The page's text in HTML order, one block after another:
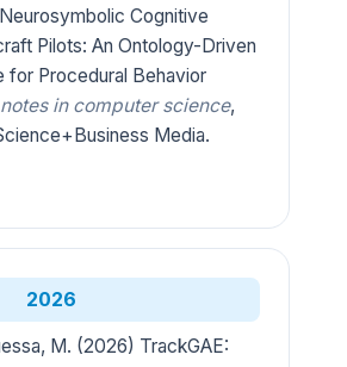
Cognitive
Pilots: An Ontology-Driven
for Procedural Behavior
in computer science,
Media.
2026
M. (2026) TrackGAE: